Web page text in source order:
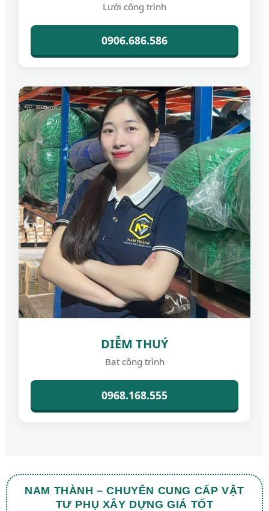
Lưới công trình
0906.686.586
DIỄM THUÝ
Bạt công trình
0968.168.555
NAM THÀNH – CHUYÊN CUNG CẤP VẬT
TƯ PHỤ XÂY DỰNG GIÁ TỐT